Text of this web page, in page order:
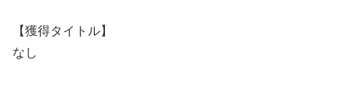
【獲得タイトル】
なし